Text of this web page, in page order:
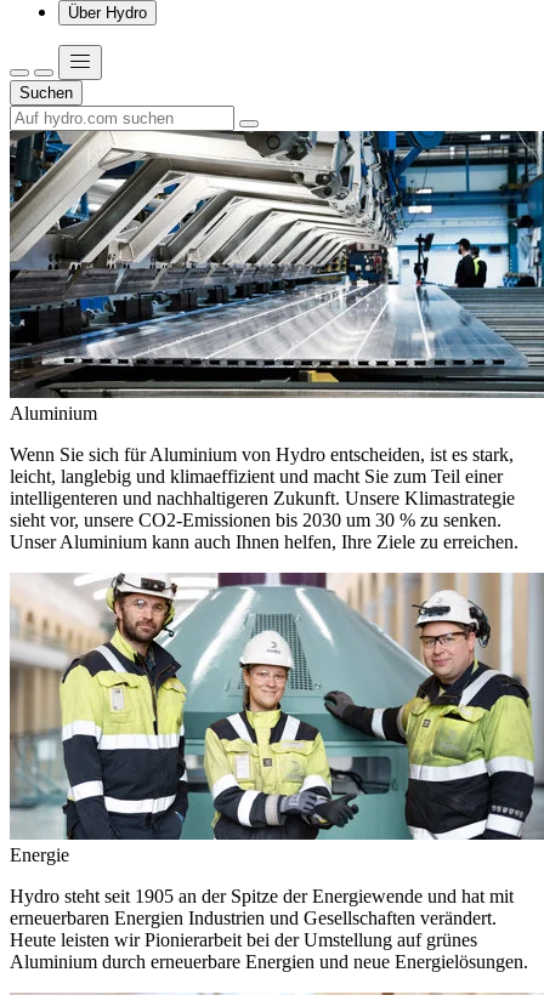
Über Hydro
Suchen
Aluminium
Wenn Sie sich für Aluminium von Hydro entscheiden, ist es stark,
leicht, langlebig und klimaeffizient und macht Sie zum Teil einer
intelligenteren und nachhaltigeren Zukunft. Unsere Klimastrategie
sieht vor, unsere CO2-Emissionen bis 2030 um 30 % zu senken.
Unser Aluminium kann auch Ihnen helfen, Ihre Ziele zu erreichen.
Energie
Hydro steht seit 1905 an der Spitze der Energiewende und hat mit
erneuerbaren Energien Industrien und Gesellschaften verändert.
Heute leisten wir Pionierarbeit bei der Umstellung auf grünes
Aluminium durch erneuerbare Energien und neue Energielösungen.